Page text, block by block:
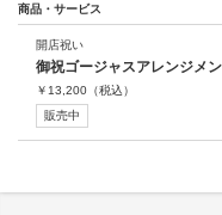
商品・サービス
開店祝い
御祝ゴージャスアレンジメ
￥ 13,200 （税込）
販売中